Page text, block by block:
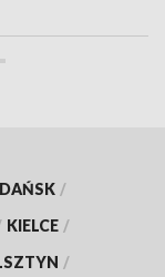
/
KIELCE /
/